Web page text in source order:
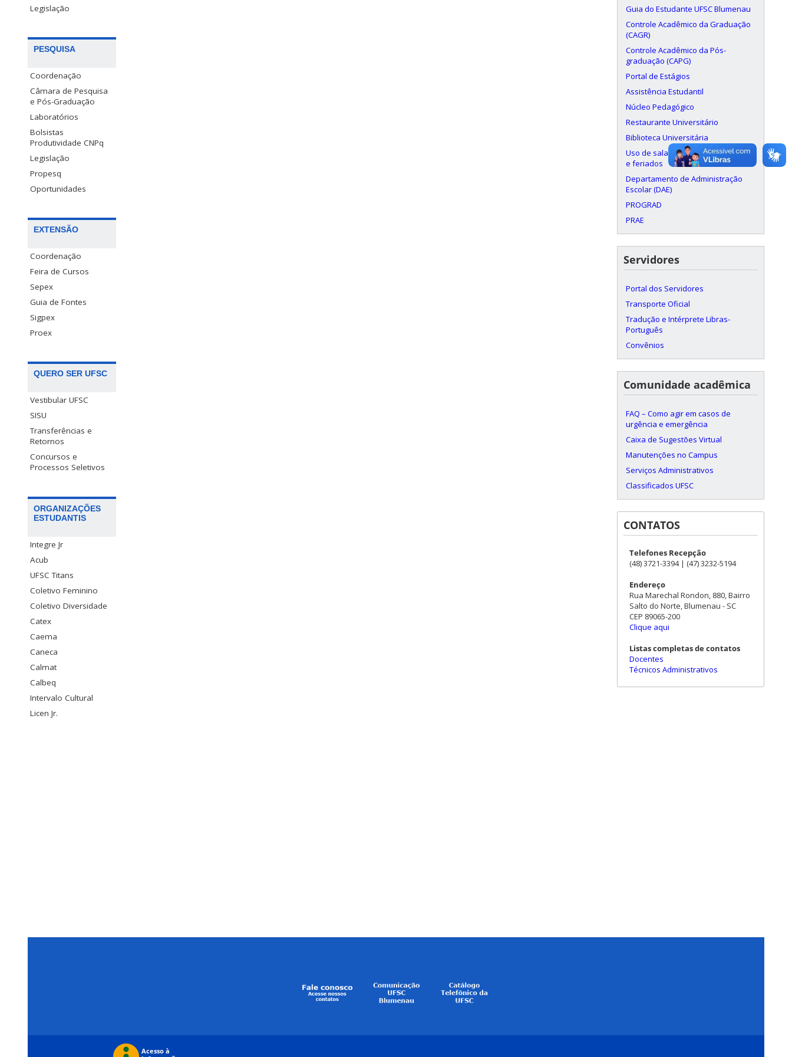
Legislação
PESQUISA
Coordenação
Câmara de Pesquisa
e Pós-Graduação
Laboratórios
Bolsistas
Produtividade CNPq
Legislação
Propesq
Oportunidades
EXTENSÃO
Coordenação
Feira de Cursos
Sepex
Guia de Fontes
Sigpex
Proex
QUERO SER UFSC
Vestibular UFSC
SISU
Transferências e
Retornos
Concursos e
Processos Seletivos
ORGANIZAÇÕES
ESTUDANTIS
Integre Jr
Acub
UFSC Titans
Coletivo Feminino
Coletivo Diversidade
Catex
Caema
Caneca
Calmat
Calbeq
Intervalo Cultural
Licen Jr.
Guia do Estudante UFSC Blumenau
Controle Acadêmico da Graduação
(CAGR)
Controle Acadêmico da Pós-
graduação (CAPG)
Portal de Estágios
Assistência Estudantil
Núcleo Pedagógico
Restaurante Universitário
Biblioteca Universitária
Uso de salas aos finais de semana
e feriados
Departamento de Administração
Escolar (DAE)
PROGRAD
PRAE
Servidores
Portal dos Servidores
Transporte Oficial
Tradução e Intérprete Libras-
Português
Convênios
Comunidade acadêmica
FAQ – Como agir em casos de
urgência e emergência
Caixa de Sugestões Virtual
Manutenções no Campus
Serviços Administrativos
Classificados UFSC
CONTATOS
Telefones Recepção
(48) 3721-3394 | (47) 3232-5194
Endereço
Rua Marechal Rondon, 880, Bairro
Salto do Norte, Blumenau - SC
CEP 89065-200
Clique aqui
Listas completas de contatos
Docentes
Técnicos Administrativos